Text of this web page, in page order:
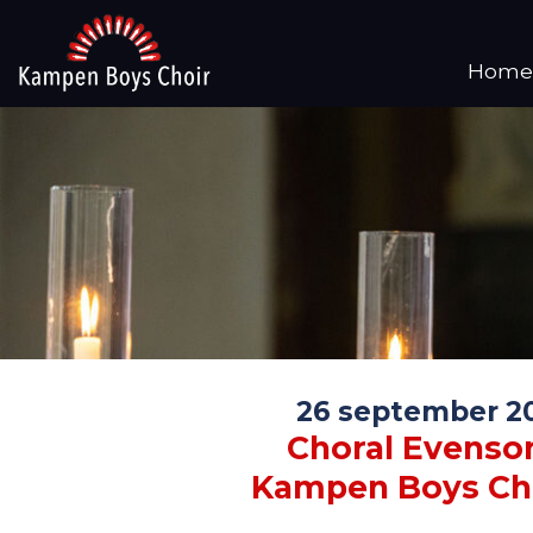
Home
26 september
Choral
Kampen Boys